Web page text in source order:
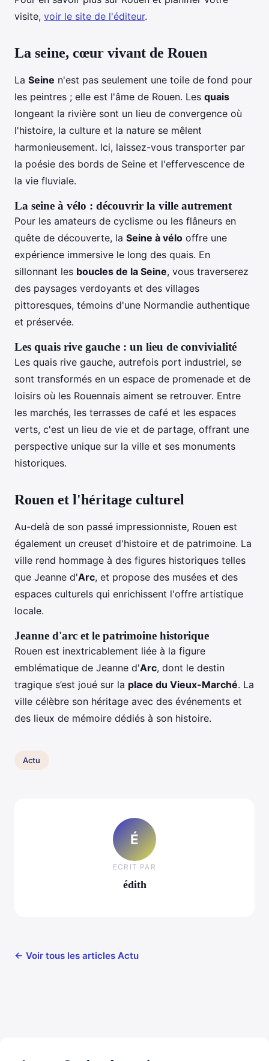
visite, voir le site de l'éditeur.
La seine, cœur vivant de Rouen
La Seine n'est pas seulement une toile de fond pour
les peintres ; elle est l'âme de Rouen. Les quais
longeant la rivière sont un lieu de convergence où
l'histoire, la culture et la nature se mêlent
harmonieusement. Ici, laissez-vous transporter par
la poésie des bords de Seine et l'effervescence de
la vie fluviale.
La seine à vélo : découvrir la ville autrement
Pour les amateurs de cyclisme ou les flâneurs en
quête de découverte, la Seine à vélo offre une
expérience immersive le long des quais. En
sillonnant les boucles de la Seine, vous traverserez
des paysages verdoyants et des villages
pittoresques, témoins d'une Normandie authentique
et préservée.
Les quais rive gauche : un lieu de convivialité
Les quais rive gauche, autrefois port industriel, se
sont transformés en un espace de promenade et de
loisirs où les Rouennais aiment se retrouver. Entre
les marchés, les terrasses de café et les espaces
verts, c'est un lieu de vie et de partage, offrant une
perspective unique sur la ville et ses monuments
historiques.
Rouen et l'héritage culturel
Au-delà de son passé impressionniste, Rouen est
également un creuset d'histoire et de patrimoine. La
ville rend hommage à des figures historiques telles
que Jeanne d'Arc, et propose des musées et des
espaces culturels qui enrichissent l'offre artistique
locale.
Jeanne d'arc et le patrimoine historique
Rouen est inextricablement liée à la figure
emblématique de Jeanne d'Arc, dont le destin
tragique s’est joué sur la place du Vieux-Marché. La
ville célèbre son héritage avec des événements et
des lieux de mémoire dédiés à son histoire.
Actu
É
ECRIT PAR
édith
← Voir tous les articles Actu